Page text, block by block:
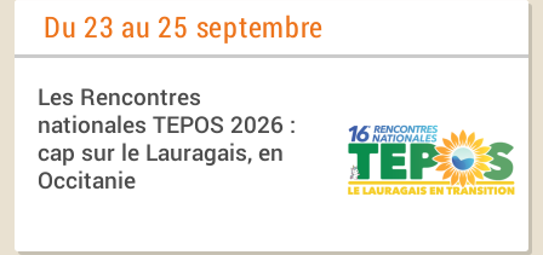
Du 23 au 25 septembre
Les Rencontres
nationales TEPOS 2026 :
cap sur le Lauragais, en
Occitanie